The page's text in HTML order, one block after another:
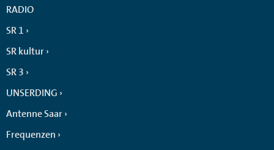
RADIO
SR 1
SR kultur
SR 3
UNSERDING
Antenne Saar
Frequenzen